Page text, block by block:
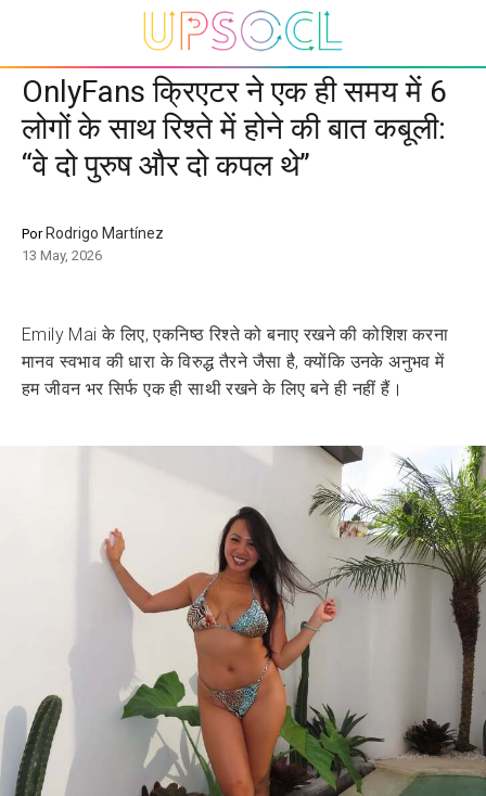
OnlyFans क्रिएटर ने एक ही समय में 6
लोगों के साथ रिश्ते में होने की बात कबूली:
“वे दो पुरुष और दो कपल थे”
Por Rodrigo Martínez
13 May, 2026
Emily Mai के लिए, एकनिष्ठ रिश्ते को बनाए रखने की कोशिश करना
मानव स्वभाव की धारा के विरुद्ध तैरने जैसा है, क्योंकि उनके अनुभव में
हम जीवन भर सिर्फ एक ही साथी रखने के लिए बने ही नहीं हैं।